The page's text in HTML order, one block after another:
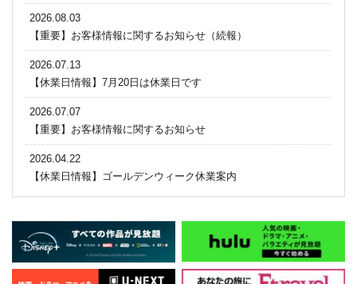
2026.08.03
【重要】お客様情報に関するお知らせ（続報）
2026.07.13
【休業日情報】7月20日は休業日です
2026.07.07
【重要】お客様情報に関するお知らせ
2026.04.22
【休業日情報】ゴールデンウィーク休業案内